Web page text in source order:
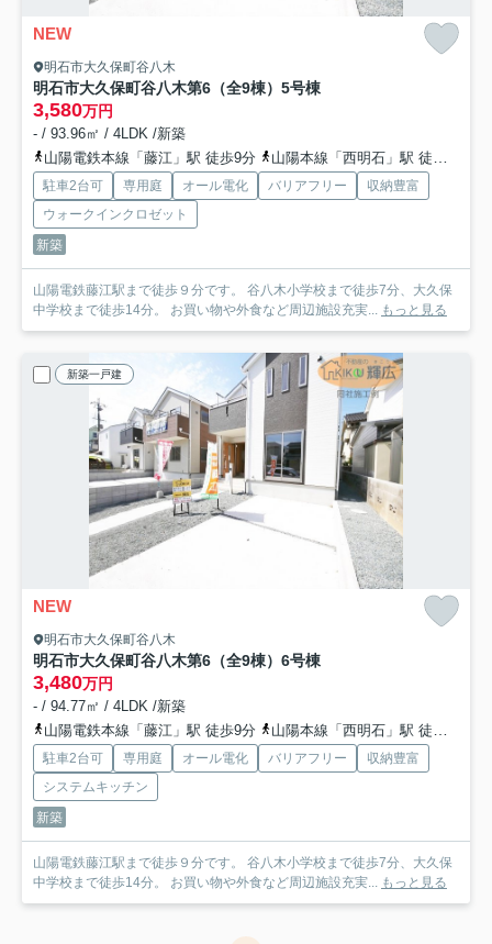
NEW
明石市大久保町谷八木
明石市大久保町谷八木第6（全9棟）5号棟
3,580万円
- / 93.96㎡ / 4LDK /新築
山陽電鉄本線「藤江」駅 徒歩9分
山陽本線「西明石」駅 徒歩24分
駐車2台可 専用庭 オール電化 バリアフリー
収納豊富
ウォークインクロゼット
新築
山陽電鉄藤江駅まで徒歩９分です。 谷八木小学校まで徒歩7分、大久保
中学校まで徒歩14分。 お買い物や外食など周辺施設充実... もっと見る
新築一戸建
NEW
明石市大久保町谷八木
明石市大久保町谷八木第6（全9棟）6号棟
3,480万円
- / 94.77㎡ / 4LDK /新築
山陽電鉄本線「藤江」駅 徒歩9分
山陽本線「西明石」駅 徒歩24分
駐車2台可 専用庭 オール電化 バリアフリー
収納豊富
システムキッチン
新築
山陽電鉄藤江駅まで徒歩９分です。 谷八木小学校まで徒歩7分、大久保
中学校まで徒歩14分。 お買い物や外食など周辺施設充実... もっと見る